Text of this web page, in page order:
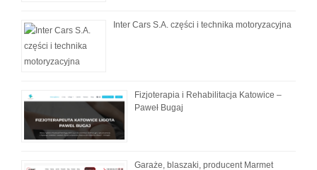
Inter Cars S.A. części i technika motoryzacyjna
Fizjoterapia i Rehabilitacja Katowice –
Paweł Bugaj
Garaże, blaszaki, producent Marmet